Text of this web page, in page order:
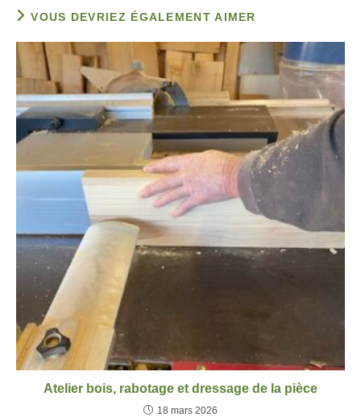
VOUS DEVRIEZ ÉGALEMENT AIMER
Atelier bois, rabotage et dressage de la pièce
18 mars 2026